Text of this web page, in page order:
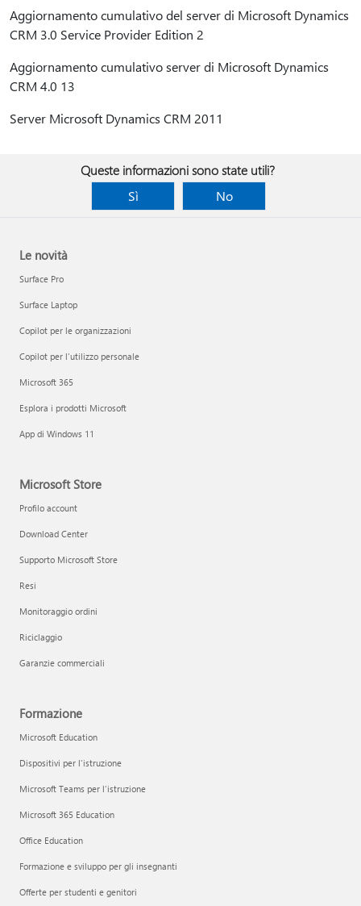
Aggiornamento cumulativo del server di Microsoft Dynamics
CRM 3.0 Service Provider Edition 2
Aggiornamento cumulativo server di Microsoft Dynamics
CRM 4.0 13
Server Microsoft Dynamics CRM 2011
Queste informazioni sono state utili?
Sì
No
Le novità
Surface Pro
Surface Laptop
Copilot per le organizzazioni
Copilot per l'utilizzo personale
Microsoft 365
Esplora i prodotti Microsoft
App di Windows 11
Microsoft Store
Profilo account
Download Center
Supporto Microsoft Store
Resi
Monitoraggio ordini
Riciclaggio
Garanzie commerciali
Formazione
Microsoft Education
Dispositivi per l'istruzione
Microsoft Teams per l'istruzione
Microsoft 365 Education
Office Education
Formazione e sviluppo per gli insegnanti
Offerte per studenti e genitori